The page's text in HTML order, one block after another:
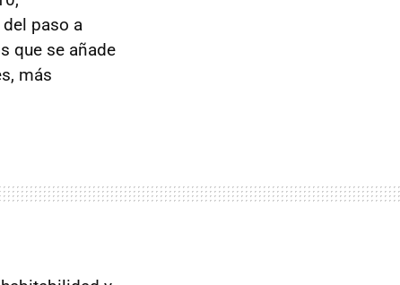
paso a
que se añade
más